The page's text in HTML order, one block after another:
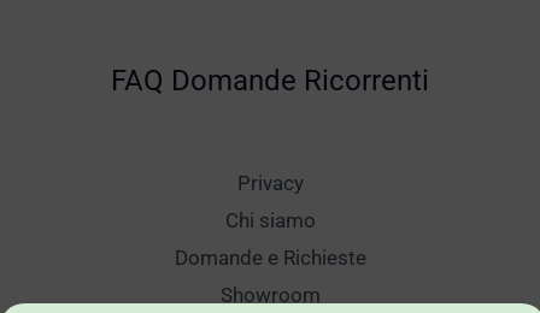
FAQ Domande Ricorrenti
Privacy
Chi siamo
Domande e Richieste
Showroom